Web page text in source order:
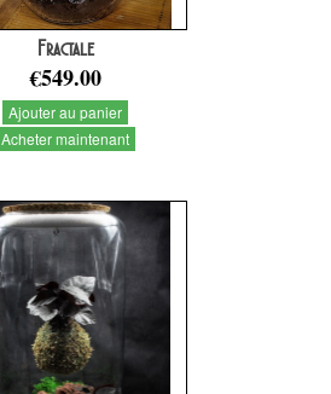
Fractale
€549.00
Ajouter au panier
Acheter maintenant